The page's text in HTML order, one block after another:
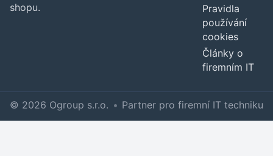
shopu.
Pravidla
používání
cookies
Články o
firemním IT
© 2026 Ogroup s.r.o. • Partner pro firemní IT techniku